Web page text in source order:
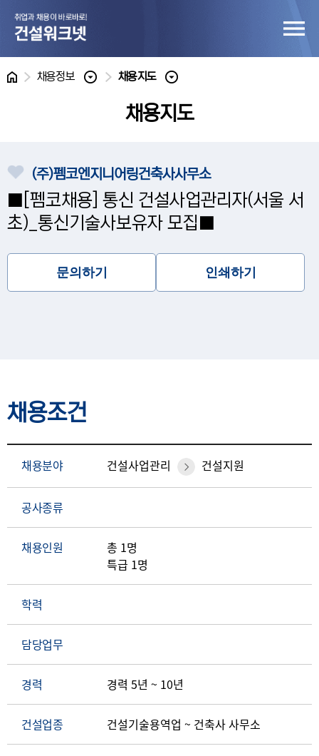
홈 채용정보 채용지도
채용지도
(주)펨코엔지니어링건축사사무소
■[펨코채용] 통신 건설사업관리자(서울 서
초)_통신기술사보유자 모집■
문의하기 인쇄하기
채용조건
채용분야 건설사업관리 건설지원
공사종류
채용인원
총 1명
특급 1명
학력
담당업무
경력 경력 5년 ~ 10년
건설업종 건설기술용역업 ~ 건축사 사무소